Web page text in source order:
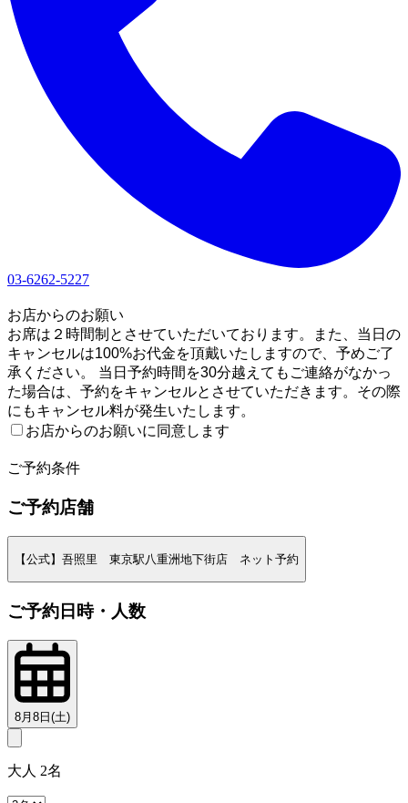
03-6262-5227
お店からのお願い
お席は２時間制とさせていただいております。また、当日の
キャンセルは100%お代金を頂戴いたしますので、予めご了
承ください。 当日予約時間を30分越えてもご連絡がなかっ
た場合は、予約をキャンセルとさせていただきます。その際
にもキャンセル料が発生いたします。
お店からのお願いに同意します
ご予約条件
ご予約店舗
【公式】吾照里 東京駅八重洲地下街店 ネット予約
ご予約日時・人数
8月8日(土)
大人 2名